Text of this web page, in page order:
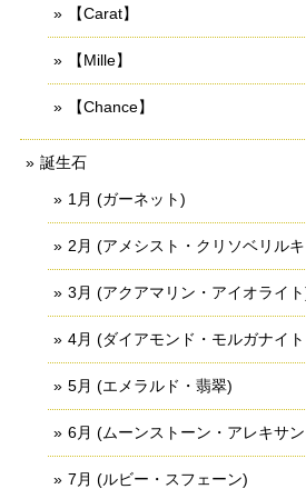
【Carat】
【Mille】
【Chance】
誕生石
1月 (ガーネット)
2月 (アメシスト・クリソベリル
3月 (アクアマリン・アイオライ
4月 (ダイアモンド・モルガナイ
5月 (エメラルド・翡翠)
6月 (ムーンストーン・アレキサ
7月 (ルビー・スフェーン)